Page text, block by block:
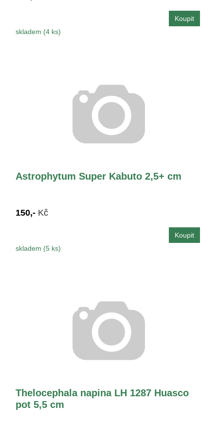
skladem (4 ks)
Astrophytum Super Kabuto 2,5+ cm
150,- Kč
skladem (5 ks)
Thelocephala napina LH 1287 Huasco
pot 5,5 cm